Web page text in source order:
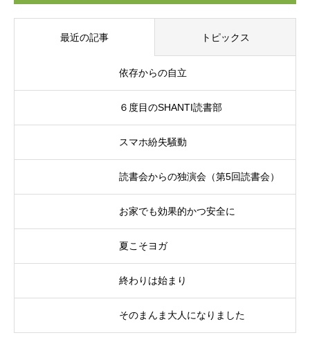
最近の記事 トピックス
依存からの自立
６度目のSHANTI読書部
スマホ紛失騒動
読書会からの独演会（第5回読書会）
お家でも効果的かつ安全に
夏こそヨガ
終わりは始まり
そのまんま大人になりました